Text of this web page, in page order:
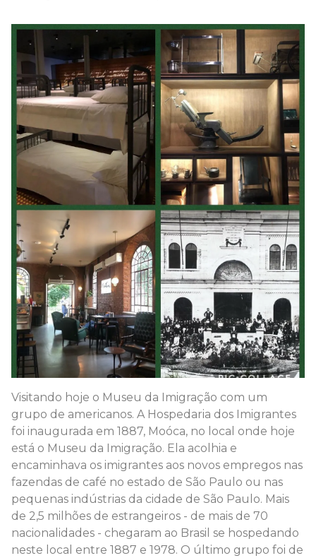
Visitando hoje o Museu da Imigração com um
grupo de americanos. A Hospedaria dos Imigrantes
foi inaugurada em 1887, Moóca, no local onde hoje
está o Museu da Imigração. Ela acolhia e
encaminhava os imigrantes aos novos empregos nas
fazendas de café no estado de São Paulo ou nas
pequenas indústrias da cidade de São Paulo. Mais
de 2,5 milhões de estrangeiros - de mais de 70
nacionalidades - chegaram ao Brasil se hospedando
neste local entre 1887 e 1978. O último grupo foi de